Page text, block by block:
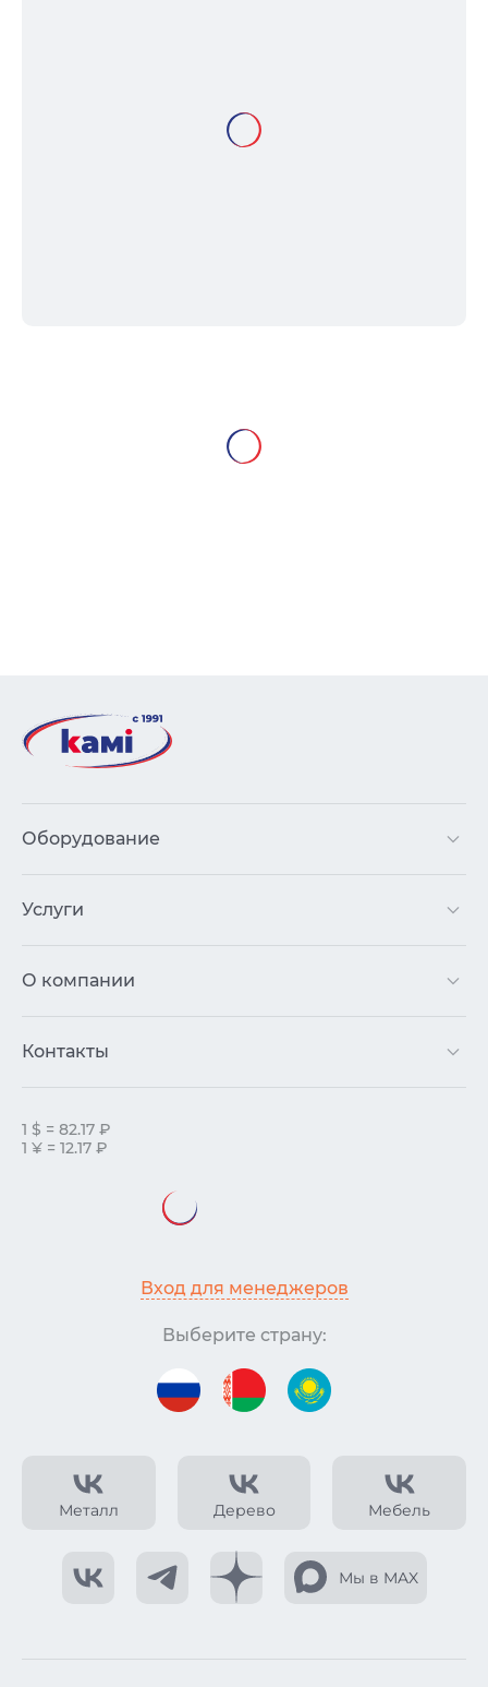
Металл Дерево Мебель
Мы в MAX
Оборудование
Услуги
О компании
Контакты
1 $ = 82.17 ₽
1 ¥ = 12.17 ₽
Вход для менеджеров
Выберите страну: